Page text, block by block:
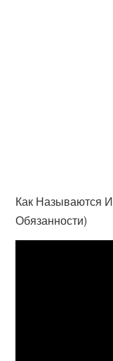
Как Называются
Обязанности)